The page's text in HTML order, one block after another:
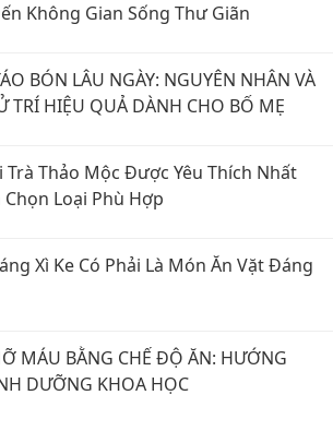
Không Gian Sống Thư Giãn
BÓN LÂU NGÀY: NGUYÊN NHÂN VÀ
TRÍ HIỆU QUẢ DÀNH CHO BỐ MẸ
Trà Thảo Mộc Được Yêu Thích Nhất
Chọn Loại Phù Hợp
Xì Ke Có Phải Là Món Ăn Vặt Đáng
MÁU BẰNG CHẾ ĐỘ ĂN: HƯỚNG
DƯỠNG KHOA HỌC